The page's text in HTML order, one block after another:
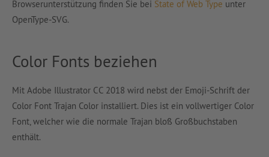
Browserunterstützung finden Sie bei State of Web Type unter
OpenType-SVG.
Color Fonts beziehen
Mit Adobe Illustrator CC 2018 wird nebst der Emoji-Schrift der
Color Font Trajan Color installiert. Dies ist ein vollwertiger Color
Font, welcher wie die normale Trajan bloß Großbuchstaben
enthält.